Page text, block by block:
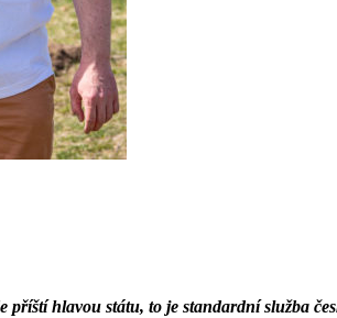
příští hlavou státu, to je standardní služba